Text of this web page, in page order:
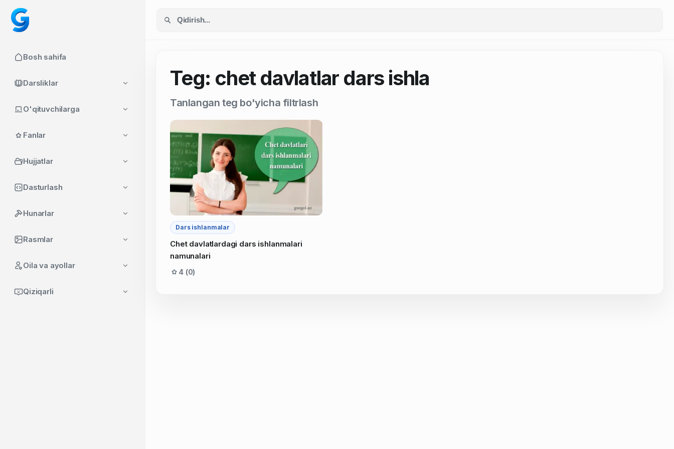
Bosh sahifa
Darsliklar
O'qituvchilarga
Fanlar
Hujjatlar
Dasturlash
Hunarlar
Rasmlar
Oila va ayollar
Qiziqarli
Teg: chet davlatlar dars ishla
Tanlangan teg bo'yicha filtrlash
Dars ishlanmalar
Chet davlatlardagi dars ishlanmalari
namunalari
4 (0)